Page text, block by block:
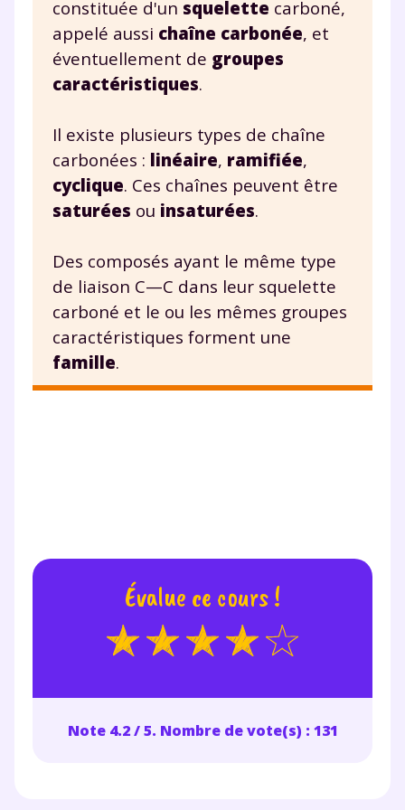
constituée d'un squelette carboné,
appelé aussi chaîne carbonée, et
éventuellement de groupes
caractéristiques.
Il existe plusieurs types de chaîne
carbonées : linéaire, ramifiée,
cyclique. Ces chaînes peuvent être
saturées ou insaturées.
Des composés ayant le même type
de liaison C—C dans leur squelette
carboné et le ou les mêmes groupes
caractéristiques forment une
famille.
Évalue ce cours !
Note 4.2 / 5. Nombre de vote(s) : 131
myMaxicours.
Votre adresse e-mail sera exclusivement utilisée pour
vous envoyer notre newsletter. Vous pourrez vous
en savoir plus sur la gestion de vos données
personnelles et pour exercer vos droits, vous pouvez
consulternotre charte.